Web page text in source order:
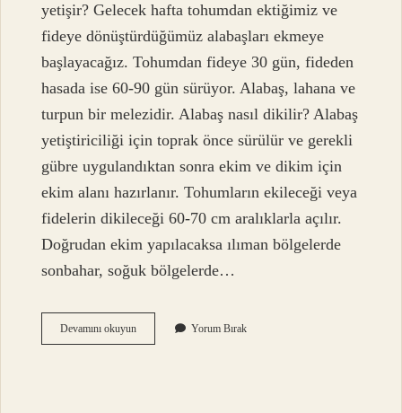
yetişir? Gelecek hafta tohumdan ektiğimiz ve
fideye dönüştürdüğümüz alabaşları ekmeye
başlayacağız. Tohumdan fideye 30 gün, fideden
hasada ise 60-90 gün sürüyor. Alabaş, lahana ve
turpun bir melezidir. Alabaş nasıl dikilir? Alabaş
yetiştiriciliği için toprak önce sürülür ve gerekli
gübre uygulandıktan sonra ekim ve dikim için
ekim alanı hazırlanır. Tohumların ekileceği veya
fidelerin dikileceği 60-70 cm aralıklarla açılır.
Doğrudan ekim yapılacaksa ılıman bölgelerde
sonbahar, soğuk bölgelerde…
Devamını okuyunAlabaş
Turp
Yorum Bırak